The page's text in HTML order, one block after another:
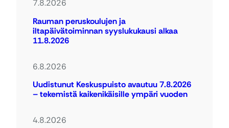
7.8.2026
Rauman peruskoulujen ja
iltapäivätoiminnan syyslukukausi alkaa
11.8.2026
6.8.2026
Uudistunut Keskuspuisto avautuu 7.8.2026
– tekemistä kaikenikäisille ympäri vuoden
4.8.2026